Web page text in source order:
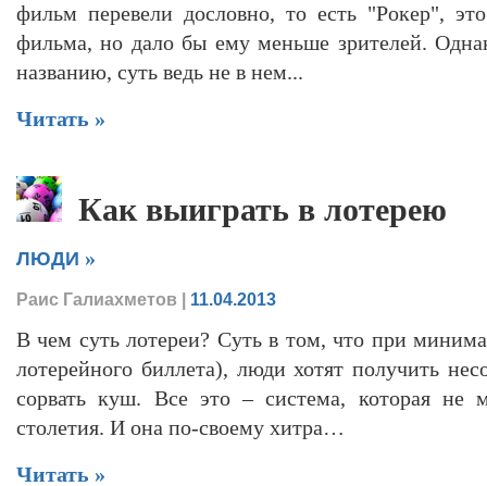
фильм перевели дословно, то есть "Рокер",
фильма, но дало бы ему меньше зрителей.
названию, суть ведь не в нем...
Читать »
Как выиграть в лотерею
ЛЮДИ »
Раис Галиахметов | 11.04.2013
В чем суть лотереи? Суть в том, что при
лотерейного биллета), люди хотят получить
сорвать куш. Все это – система, которая не
столетия. И она по-своему хитра…
Читать »